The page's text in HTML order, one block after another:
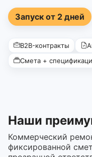
Запуск от 2 дней
B2B-контракты
Смета +
Наши
Коммерческий
фиксированной